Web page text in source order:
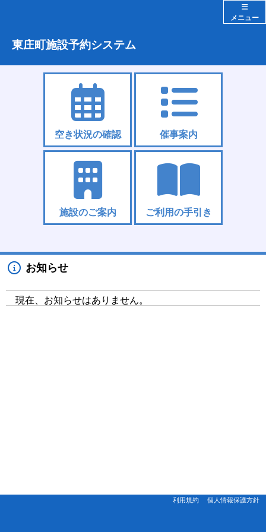
メニュー
東庄町施設予約システム
空き状況の確認 催事案内
施設のご案内 ご利用の手引き
お知らせ
現在、お知らせはありません。
利用規約 個人情報保護方針